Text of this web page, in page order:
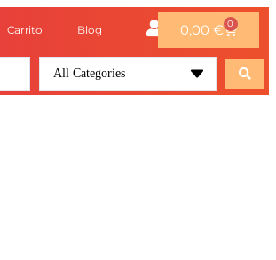
Carrito Blog 0,00 € 0
All Categories